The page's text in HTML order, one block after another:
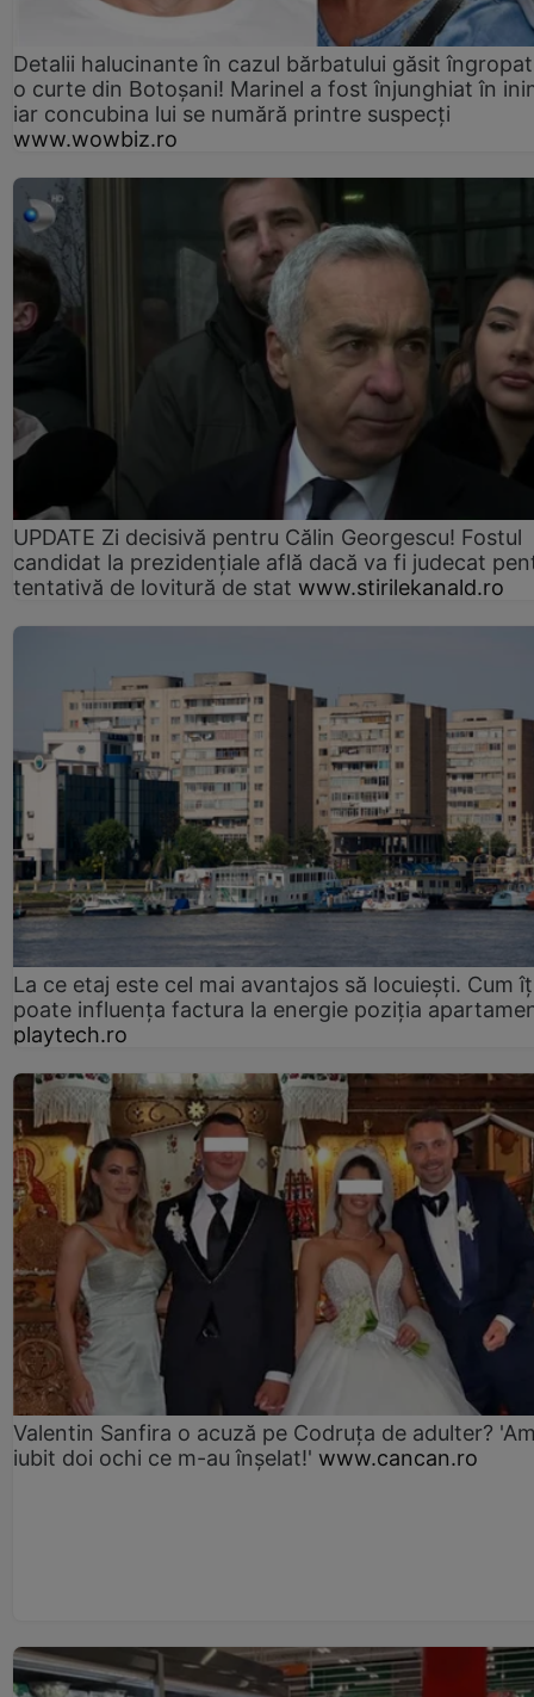
Detalii halucinante în cazul bărbatului găsit
o curte din Botoșani! Marinel a fost înjunghiat în
iar concubina lui se numără printre suspecți
www.wowbiz.ro
UPDATE Zi decisivă pentru Călin Georgescu! Fostul
candidat la prezidențiale află dacă va fi judecat
tentativă de lovitură de stat www.stirilekanald.ro
La ce etaj este cel mai avantajos să locuiești. Cum
poate influența factura la energie poziția
playtech.ro
Valentin Sanfira o acuză pe Codruța de adulter?
iubit doi ochi ce m-au înșelat!' www.cancan.ro